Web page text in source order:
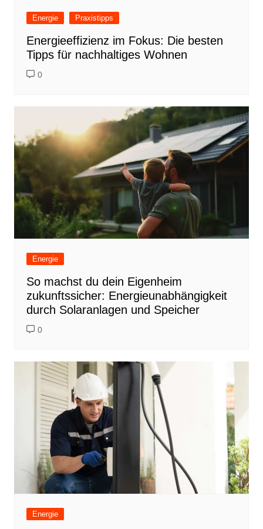
Energie Praxistipps
Energieeffizienz im Fokus: Die besten
Tipps für nachhaltiges Wohnen
0
Energie
So machst du dein Eigenheim
zukunftssicher: Energieunabhängigkeit
durch Solaranlagen und Speicher
0
Energie